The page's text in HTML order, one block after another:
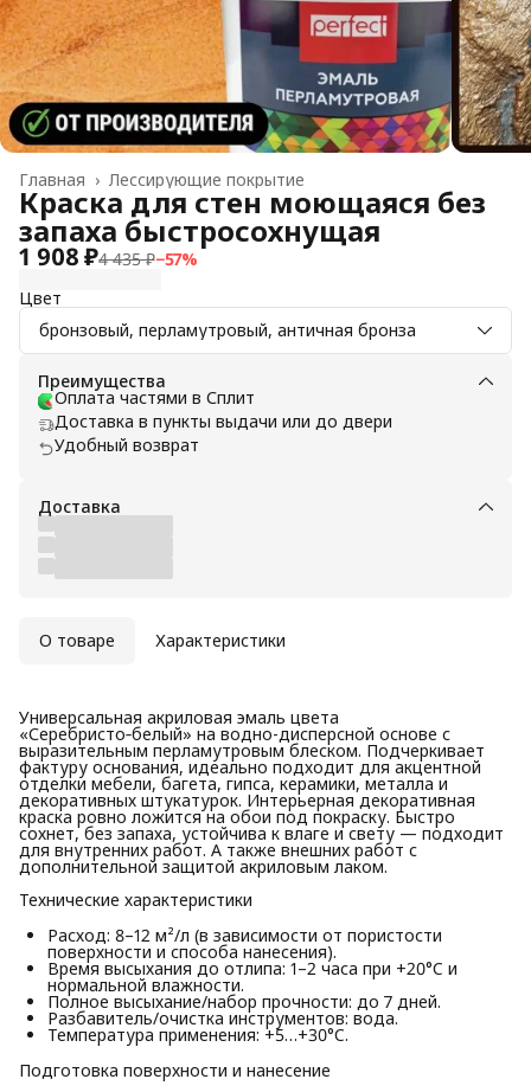
Лессирующие покрытие
Главная ›
Краска для стен моющаяся без
запаха быстросохнущая
1 908 ₽4 435 ₽−57%
Цвет
бронзовый, перламутровый, античная бронза
Преимущества
Оплата частями в Сплит
Доставка в пункты выдачи или до двери
Удобный возврат
Доставка
О товаре Характеристики
Универсальная акриловая эмаль цвета
«Серебристо‑белый» на водно-дисперсной основе с
выразительным перламутровым блеском. Подчеркивает
фактуру основания, идеально подходит для акцентной
отделки мебели, багета, гипса, керамики, металла и
декоративных штукатурок. Интерьерная декоративная
краска ровно ложится на обои под покраску. Быстро
сохнет, без запаха, устойчива к влаге и свету — подходит
для внутренних работ. А также внешних работ с
дополнительной защитой акриловым лаком.
Технические характеристики
Расход: 8–12 м²/л (в зависимости от пористости
поверхности и способа нанесения).
Время высыхания до отлипа: 1–2 часа при +20°C и
нормальной влажности.
Полное высыхание/набор прочности: до 7 дней.
Разбавитель/очистка инструментов: вода.
Температура применения: +5…+30°C.
Подготовка поверхности и нанесение